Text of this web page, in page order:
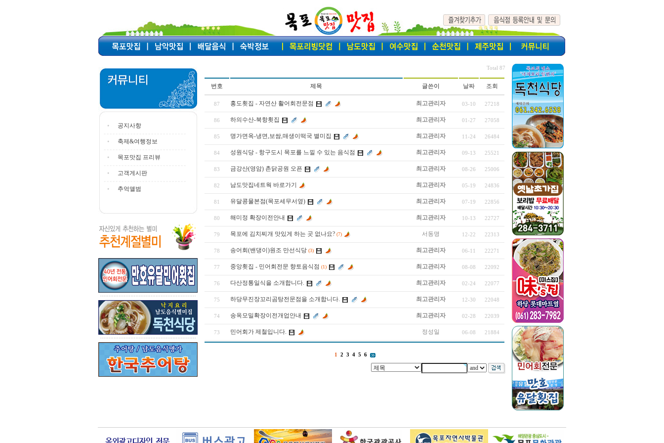
공지사항
축제&여행정보
목포맛집 프리뷰
고객게시판
추억앨범
Total 87
번호 제목 글쓴이 날짜 조회
87 홍도횟집 - 자연산 활어회전문점 최고관리자 03-10 27218
86 하의수산-북항횟집 최고관리자 01-27 27058
85 명가면옥-냉면,보쌈,매생이떡국 별미집 최고관리자 11-24 26484
84 성원식당 - 항구도시 목포를 느낄 수 있는 음식점 최고관리자 09-13 25521
83 금강산(영암) 촌닭공원 오픈 최고관리자 08-26 25006
82 남도맛집네트웍 바로가기 최고관리자 05-19 24836
81 유달콩물본점(목포세무서옆) 최고관리자 07-19 22856
80 해미정 확장이전안내 최고관리자 10-13 22727
79 목포에 김치찌개 맛있게 하는 곳 없나요? (7) 서동명 12-22 22313
78 송어회(밴댕이)원조 만선식당 (3) 최고관리자 06-11 22271
77 중앙횟집 - 민어회전문 향토음식점 (1) 최고관리자 08-08 22092
76 다산정통일식을 소개합니다. 최고관리자 02-24 22077
75 하당무진장꼬리곰탕전문점을 소개합니다. 최고관리자 12-30 22048
74 송옥모밀확장이전개업안내 최고관리자 02-28 22039
73 민어회가 제철입니다. 정성일 06-08 21884
1 2 3 4 5 6